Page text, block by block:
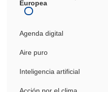
Europea
Agenda digital
Aire puro
Inteligencia artificial